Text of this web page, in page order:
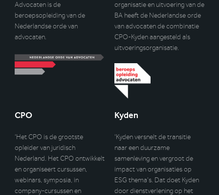
Advocaten is de
beroepsopleiding van de
Nederlandse orde van
advocaten.
organisatie en uitvoering van de
BA heeft de Nederlandse orde
van advocaten de combinatie
CPO-Kyden aangesteld als
uitvoeringsorganisatie.
CPO
‘Het CPO is de grootste
opleider van juridisch
Nederland. Het CPO ontwikkelt
en organiseert cursussen,
webinars, symposia, in
company-cursussen en
Kyden
‘Kyden versnelt de transitie
naar een duurzame
samenleving en vergroot de
impact van organisaties op
ESG thema’s. Dat doet Kyden
door dienstverlening op het